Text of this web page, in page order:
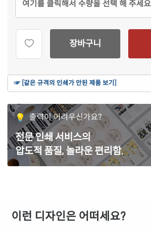
CL654G-DN085잉크젯, 레이저 겸용
CL654P-DN085
잉크젯, 레이저 겸용
갈색 크라프트
CL654KR-DN085잉크젯, 레이저 겸용
노란색 모조 찰딱
KL654TY-DN085잉크젯, 레이저 겸용
흰색 모조 잉크젯
CJ654-DN085잉크젯 전용
CJ654LU-DN085
잉크젯 전용
여기를 클릭해서 수량을 선택 해 주세
장바구니
☞ [같은 규격의 인쇄가 안된 제품 보기]
출력이 어려우신가요?
전문 인쇄 서비스의
압도적 품질, 놀라운 편리함.
이런 디자인은 어떠세요?